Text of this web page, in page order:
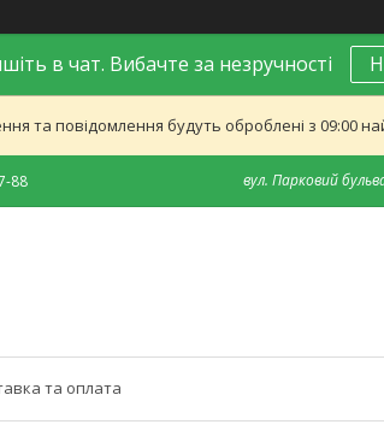
в чат. Вибачте за незручності
та повідомлення будуть оброблені з 09:00
88 вул. Парковий
та оплата